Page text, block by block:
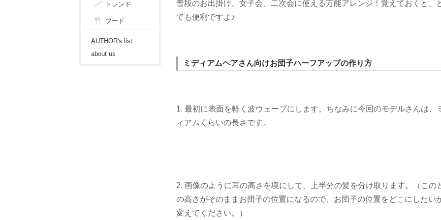
トレンド
フード
AUTHOR's list
about us
普段のお出掛け、女子会、二次会に使える万能アレンジ！覚えておくと、
ても便利ですよ♪
ミディアムヘアさん向けお団子ハーフアップの作り方
1. 最初に表面を軽く波ウェーブにします。ちなみに今回のモデルさんは、
ィアムくらいの長さです。
2. 画像のように耳の高さを境にして、上半分の髪を分け取ります。（この
の高さがそのままお団子の位置になるので、お団子の位置をどこにしたい
変えてください。）